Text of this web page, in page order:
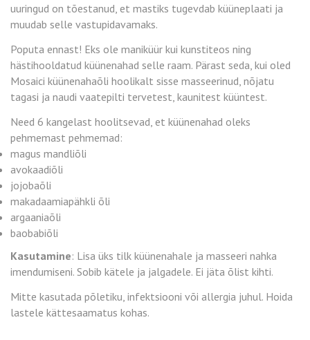
uuringud on tõestanud, et mastiks tugevdab küüneplaati ja
muudab selle vastupidavamaks.
Poputa ennast! Eks ole maniküür kui kunstiteos ning
hästihooldatud küünenahad selle raam. Pärast seda, kui oled
Mosaici küünenahaõli hoolikalt sisse masseerinud, nõjatu
tagasi ja naudi vaatepilti tervetest, kaunitest küüntest.
Need 6 kangelast hoolitsevad, et küünenahad oleks
pehmemast pehmemad:
magus mandliõli
avokaadiõli
jojobaõli
makadaamiapähkli õli
argaaniaõli
baobabiõli
Kasutamine: Lisa üks tilk küünenahale ja masseeri nahka
imendumiseni. Sobib kätele ja jalgadele. Ei jäta õlist kihti.
Mitte kasutada põletiku, infektsiooni või allergia juhul. Hoida
lastele kättesaamatus kohas.